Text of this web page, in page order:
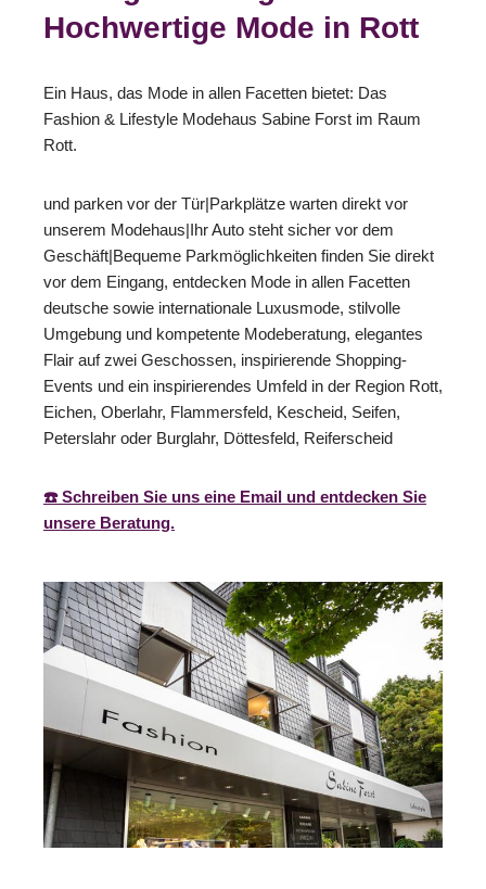
Hochwertige Mode in Rott
Ein Haus, das Mode in allen Facetten bietet: Das
Fashion & Lifestyle Modehaus Sabine Forst im Raum
Rott.
und parken vor der Tür|Parkplätze warten direkt vor
unserem Modehaus|Ihr Auto steht sicher vor dem
Geschäft|Bequeme Parkmöglichkeiten finden Sie direkt
vor dem Eingang, entdecken Mode in allen Facetten
deutsche sowie internationale Luxusmode, stilvolle
Umgebung und kompetente Modeberatung, elegantes
Flair auf zwei Geschossen, inspirierende Shopping-
Events und ein inspirierendes Umfeld in der Region Rott,
Eichen, Oberlahr, Flammersfeld, Kescheid, Seifen,
Peterslahr oder Burglahr, Döttesfeld, Reiferscheid
☎️ Schreiben Sie uns eine Email und entdecken Sie
unsere Beratung.